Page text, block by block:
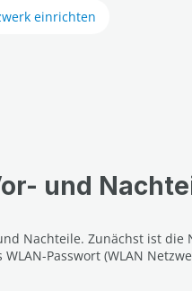
einrichten
und
Nachteile. Zunächst ist die
Passwort (WLAN